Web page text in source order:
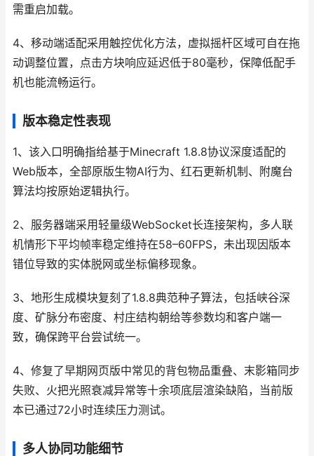
需重启加载。
4、移动端适配采用触控优化方法，虚拟摇杆区域可自在拖
动调整位置，点击方块响应延迟低于80毫秒，保障低配手
机也能流畅运行。
版本稳定性表现
1、该入口明确指给基于Minecraft 1.8.8协议深度适配的
Web版本，全部原版生物AI行为、红石更新机制、附魔台
算法均按原始逻辑执行。
2、服务器端采用轻量级WebSocket长连接架构，多人联
机情形下平均帧率稳定维持在58–60FPS，未出现因版本
错位导致的实体脱网或坐标偏移现象。
3、地形生成模块复刻了1.8.8典范种子算法，包括峡谷深
度、矿脉分布密度、村庄结构朝给等参数均和客户端一
致，确保跨平台尝试统一。
4、修复了早期网页版中常见的背包物品重叠、末影箱同步
失败、火把光照衰减异常等十余项底层渲染缺陷，当前版
本已通过72小时连续压力测试。
多人协同功能细节